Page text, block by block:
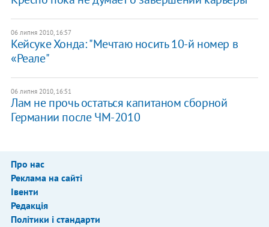
06 липня 2010, 16:57
Кейсуке Хонда: "Мечтаю носить 10-й номер в
«Реале"
06 липня 2010, 16:51
Лам не прочь остаться капитаном сборной
Германии после ЧМ-2010
Про нас
Реклама на сайті
Івенти
Редакція
Політики і стандарти